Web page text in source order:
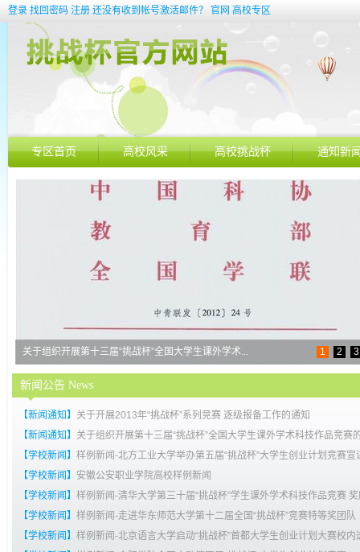
登录 找回密码 注册 还没有收到帐号激活邮件？ 官网 高校专区
专区首页 高校风采 高校挑战杯 通知新
1 2 3
关于组织开展第十三届“挑战杯”全国大学生课外学术...
新闻公告 News
【新闻通知】 关于开展2013年“挑战杯”系列竞赛 逐级报备工作的通知
【新闻通知】 关于组织开展第十三届“挑战杯”全国大学生课外学术科技作品竞赛
【学校新闻】 样例新闻-北方工业大学举办第五届“挑战杯”大学生创业计划竞赛宣
【学校新闻】 安徽公安职业学院高校样例新闻
【学校新闻】 样例新闻-清华大学第三十届“挑战杯”学生课外学术科技作品竞赛
【学校新闻】 样例新闻-走进华东师范大学第十二届全国“挑战杯”竞赛特等奖团队
【学校新闻】 样例新闻-北京语言大学启动“挑战杯”首都大学生创业计划大赛校内